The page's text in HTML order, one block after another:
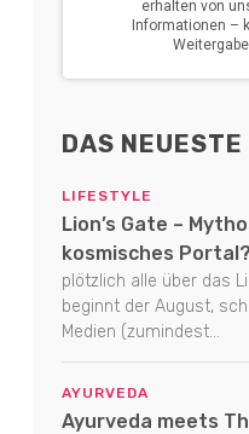
DAS NEUESTE
LIFESTYLE
Lion’s Gate –
kosmisches Portal?
plötzlich alle über das
beginnt der August,
Medien (zumindest...
AYURVEDA
Ayurveda meets